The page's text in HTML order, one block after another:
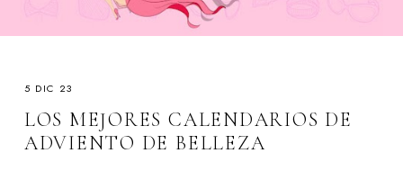
5 DIC 23
LOS MEJORES CALENDARIOS DE
ADVIENTO DE BELLEZA